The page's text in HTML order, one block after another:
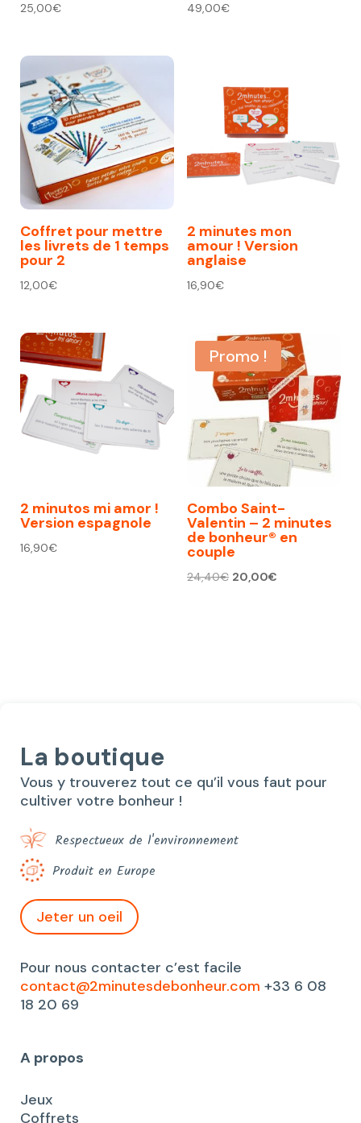
25,00€ 49,00€
Coffret pour mettre
les livrets de 1 temps
pour 2
12,00€
2 minutes mon
amour ! Version
anglaise
16,90€
2 minutos mi amor !
Version espagnole
16,90€
Promo !
Combo Saint-
Valentin – 2 minutes
de bonheur® en
couple
24,40€ Le
20,00€Le
La boutique
Vous y trouverez tout ce qu’il vous faut pour
cultiver votre bonheur !
Respectueux de l'environnement
Produit en Europe
Jeter un oeil
Pour nous contacter c’est facile
contact@2minutesdebonheur.com +33 6 08
18 20 69
A propos
Jeux
Coffrets